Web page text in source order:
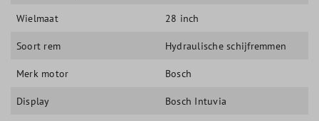
Wielmaat 28 inch
Soort rem Hydraulische schijfremmen
Merk motor Bosch
Display Bosch Intuvia